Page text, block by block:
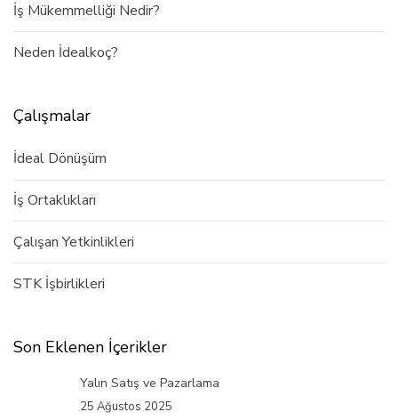
İş Mükemmelliği Nedir?
Neden İdealkoç?
Çalışmalar
İdeal Dönüşüm
İş Ortaklıkları
Çalışan Yetkinlikleri
STK İşbirlikleri
Son Eklenen İçerikler
Yalın Satış ve Pazarlama
25 Ağustos 2025